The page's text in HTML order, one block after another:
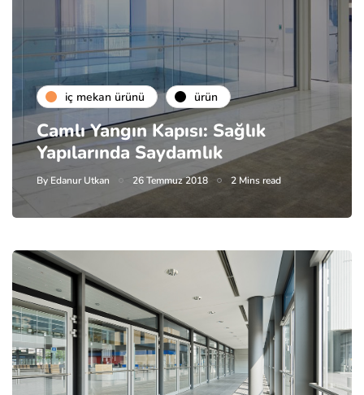
i̇ç mekan ürünü ürün
Camlı Yangın Kapısı: Sağlık
Yapılarında Saydamlık
By Edanur Utkan 26 Temmuz 2018 2 Mins read